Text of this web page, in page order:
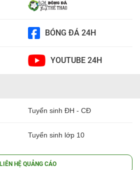
BÓNG ĐÁ 24H
YOUTUBE 24H
Tuyển sinh ĐH - CĐ
Tuyển sinh lớp 10
LIÊN HỆ QUẢNG CÁO